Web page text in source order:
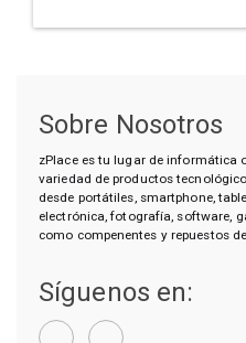
Sobre Nosotros
zPlace es tu lugar de informática
variedad de productos
desde portátiles, smartphone,
electrónica, fotografía, software,
como compenentes y repuestos
Síguenos en: